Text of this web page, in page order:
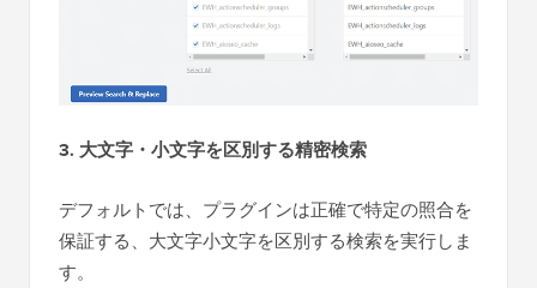
3. 大文字・小文字を区別する精密検索
デフォルトでは、プラグインは正確で特定の照合を
保証する、大文字小文字を区別する検索を実行しま
す。